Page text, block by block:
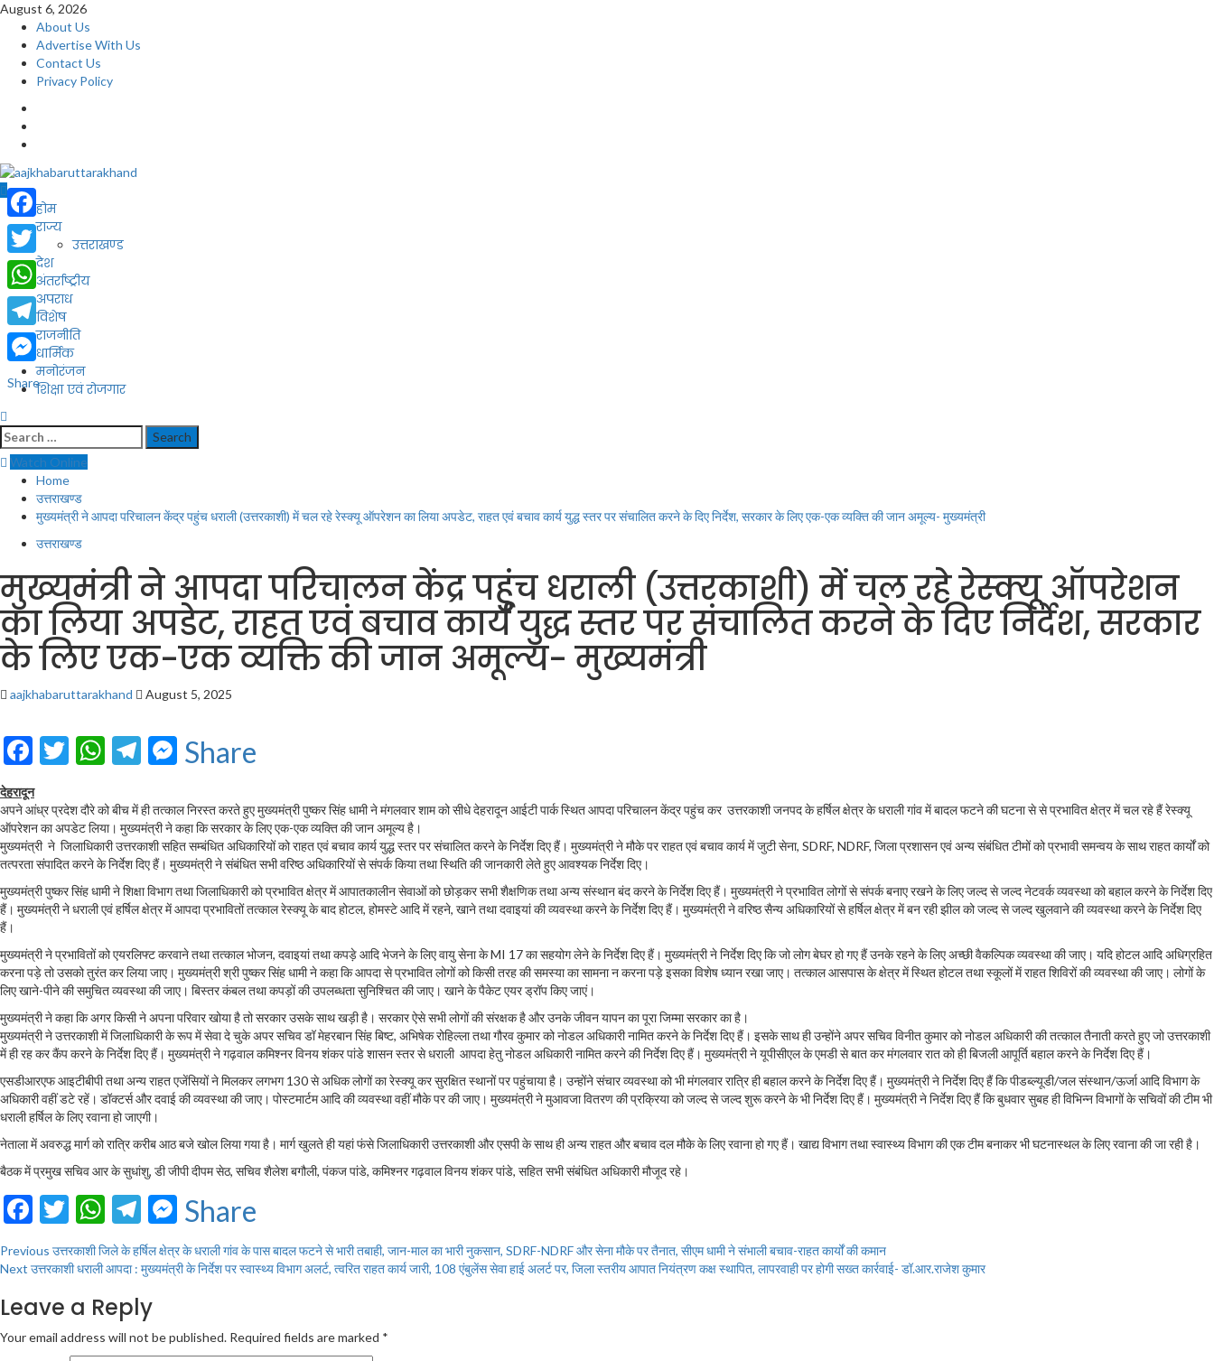
Skip
content
August 6, 2026
About Us
Advertise With Us
Contact Us
Privacy Policy
Primary
Menu
होम
राज्य
उत्तराखण्ड
देश
अंतर्राष्ट्रीय
अपराध
विशेष
राजनीति
धार्मिक
मनोरंजन
शिक्षा एवं रोजगार
Search
for:
Watch Online
Home
उत्तराखण्ड
मुख्यमंत्री ने आपदा परिचालन केंद्र पहुंच धराली (उत्तरकाशी) में चल रहे रेस्क्यू ऑपरेशन का लिया अपडेट, राहत एवं बचाव कार्य युद्ध स्तर पर संचालित करने के दिए निर्देश, सरकार के लिए एक-एक व्यक्ति की जान अमूल्य- मुख्यमंत्री
उत्तराखण्ड
मुख्यमंत्री ने आपदा परिचालन केंद्र पहुंच धराली (उत्तरकाशी) में चल रहे रेस्क्यू ऑपरेशन
का लिया अपडेट, राहत एवं बचाव कार्य युद्ध स्तर पर संचालित करने के दिए निर्देश, सरकार
के लिए एक-एक व्यक्ति की जान अमूल्य- मुख्यमंत्री
aajkhabaruttarakhand August 5, 2025
Facebook
Twitter
WhatsApp
Telegram
Messenger
Share
देहरादून
अपने आंध्र प्रदेश दौरे को बीच में ही तत्काल निरस्त करते हुए मुख्यमंत्री पुष्कर सिंह धामी ने मंगलवार शाम को सीधे देहरादून आईटी पार्क स्थित आपदा परिचालन केंद्र पहुंच कर उत्तरकाशी जनपद के हर्षिल क्षेत्र के धराली गांव में बादल फटने की घटना से से प्रभावित क्षेत्र में चल रहे हैं रेस्क्यू
ऑपरेशन का अपडेट लिया। मुख्यमंत्री ने कहा कि सरकार के लिए एक-एक व्यक्ति की जान अमूल्य है।
मुख्यमंत्री ने जिलाधिकारी उत्तरकाशी सहित सम्बंधित अधिकारियों को राहत एवं बचाव कार्य युद्ध स्तर पर संचालित करने के निर्देश दिए हैं। मुख्यमंत्री ने मौके पर राहत एवं बचाव कार्य में जुटी सेना, SDRF, NDRF, जिला प्रशासन एवं अन्य संबंधित टीमों को प्रभावी समन्वय के साथ राहत कार्यों को
तत्परता संपादित करने के निर्देश दिए हैं। मुख्यमंत्री ने संबंधित सभी वरिष्ठ अधिकारियों से संपर्क किया तथा स्थिति की जानकारी लेते हुए आवश्यक निर्देश दिए।
मुख्यमंत्री पुष्कर सिंह धामी ने शिक्षा विभाग तथा जिलाधिकारी को प्रभावित क्षेत्र में आपातकालीन सेवाओं को छोड़कर सभी शैक्षणिक तथा अन्य संस्थान बंद करने के निर्देश दिए हैं। मुख्यमंत्री ने प्रभावित लोगों से संपर्क बनाए रखने के लिए जल्द से जल्द नेटवर्क व्यवस्था को बहाल करने के निर्देश दिए
हैं। मुख्यमंत्री ने धराली एवं हर्षिल क्षेत्र में आपदा प्रभावितों तत्काल रेस्क्यू के बाद होटल, होमस्टे आदि में रहने, खाने तथा दवाइयां की व्यवस्था करने के निर्देश दिए हैं। मुख्यमंत्री ने वरिष्ठ सैन्य अधिकारियों से हर्षिल क्षेत्र में बन रही झील को जल्द से जल्द खुलवाने की व्यवस्था करने के निर्देश दिए
हैं।
मुख्यमंत्री ने प्रभावितों को एयरलिफ्ट करवाने तथा तत्काल भोजन, दवाइयां तथा कपड़े आदि भेजने के लिए वायु सेना के MI 17 का सहयोग लेने के निर्देश दिए हैं। मुख्यमंत्री ने निर्देश दिए कि जो लोग बेघर हो गए हैं उनके रहने के लिए अच्छी वैकल्पिक व्यवस्था की जाए। यदि होटल आदि अधिग्रहित
करना पड़े तो उसको तुरंत कर लिया जाए। मुख्यमंत्री श्री पुष्कर सिंह धामी ने कहा कि आपदा से प्रभावित लोगों को किसी तरह की समस्या का सामना न करना पड़े इसका विशेष ध्यान रखा जाए। तत्काल आसपास के क्षेत्र में स्थित होटल तथा स्कूलों में राहत शिविरों की व्यवस्था की जाए। लोगों के
लिए खाने-पीने की समुचित व्यवस्था की जाए। बिस्तर कंबल तथा कपड़ों की उपलब्धता सुनिश्चित की जाए। खाने के पैकेट एयर ड्रॉप किए जाएं।
मुख्यमंत्री ने कहा कि अगर किसी ने अपना परिवार खोया है तो सरकार उसके साथ खड़ी है। सरकार ऐसे सभी लोगों की संरक्षक है और उनके जीवन यापन का पूरा जिम्मा सरकार का है।
मुख्यमंत्री ने उत्तरकाशी में जिलाधिकारी के रूप में सेवा दे चुके अपर सचिव डॉ मेहरबान सिंह बिष्ट, अभिषेक रोहिल्ला तथा गौरव कुमार को नोडल अधिकारी नामित करने के निर्देश दिए हैं। इसके साथ ही उन्होंने अपर सचिव विनीत कुमार को नोडल अधिकारी की तत्काल तैनाती करते हुए जो उत्तरकाशी
में ही रह कर कैंप करने के निर्देश दिए हैं। मुख्यमंत्री ने गढ़वाल कमिश्नर विनय शंकर पांडे शासन स्तर से धराली आपदा हेतु नोडल अधिकारी नामित करने की निर्देश दिए हैं। मुख्यमंत्री ने यूपीसीएल के एमडी से बात कर मंगलवार रात को ही बिजली आपूर्ति बहाल करने के निर्देश दिए हैं।
एसडीआरएफ आइटीबीपी तथा अन्य राहत एजेंसियों ने मिलकर लगभग 130 से अधिक लोगों का रेस्क्यू कर सुरक्षित स्थानों पर पहुंचाया है। उन्होंने संचार व्यवस्था को भी मंगलवार रात्रि ही बहाल करने के निर्देश दिए हैं। मुख्यमंत्री ने निर्देश दिए हैं कि पीडब्ल्यूडी/जल संस्थान/ऊर्जा आदि विभाग के
अधिकारी वहीं डटे रहें। डॉक्टर्स और दवाई की व्यवस्था की जाए। पोस्टमार्टम आदि की व्यवस्था वहीं मौके पर की जाए। मुख्यमंत्री ने मुआवजा वितरण की प्रक्रिया को जल्द से जल्द शुरू करने के भी निर्देश दिए हैं। मुख्यमंत्री ने निर्देश दिए हैं कि बुधवार सुबह ही विभिन्न विभागों के सचिवों की टीम भी
धराली हर्षिल के लिए रवाना हो जाएगी।
नेताला में अवरुद्ध मार्ग को रात्रि करीब आठ बजे खोल लिया गया है। मार्ग खुलते ही यहां फंसे जिलाधिकारी उत्तरकाशी और एसपी के साथ ही अन्य राहत और बचाव दल मौके के लिए रवाना हो गए हैं। खाद्य विभाग तथा स्वास्थ्य विभाग की एक टीम बनाकर भी घटनास्थल के लिए रवाना की जा रही है।
बैठक में प्रमुख सचिव आर के सुधांशु, डी जीपी दीपम सेठ, सचिव शैलेश बगौली, पंकज पांडे, कमिश्नर गढ़वाल विनय शंकर पांडे, सहित सभी संबंधित अधिकारी मौजूद रहे।
Facebook
Twitter
WhatsApp
Telegram
Messenger
Share
Continue
Reading
Previous उत्तरकाशी जिले के हर्षिल क्षेत्र के धराली गांव के पास बादल फटने से भारी तबाही, जान-माल का भारी नुकसान, SDRF-NDRF और सेना मौके पर तैनात, सीएम धामी ने संभाली बचाव-राहत कार्यों की कमान
Next उत्तरकाशी धराली आपदा : मुख्यमंत्री के निर्देश पर स्वास्थ्य विभाग अलर्ट, त्वरित राहत कार्य जारी, 108 एंबुलेंस सेवा हाई अलर्ट पर, जिला स्तरीय आपात नियंत्रण कक्ष स्थापित, लापरवाही पर होगी सख्त कार्रवाई- डॉ.आर.राजेश कुमार
Leave a Reply
Your email address will not be published. Required fields are marked *
Facebook
Twitter
WhatsApp
Telegram
Messenger
Share